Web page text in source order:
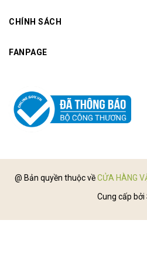
CHÍNH SÁCH
FANPAGE
@ Bản quyền thuộc vềCỬA HÀNG
Cung cấp bởi